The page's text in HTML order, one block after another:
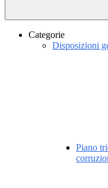
Categorie
Disposizioni
Piano